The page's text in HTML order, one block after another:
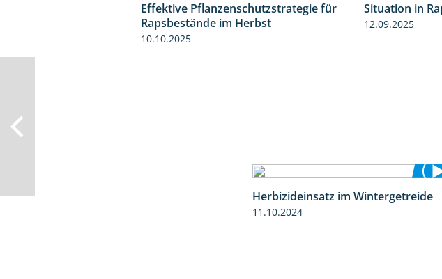
3:01
Effektive Pflanzenschutzstrategie für
Rapsbestände im Herbst
10.10.2025
Situation in
12.09.2025
2:32
Herbizideinsatz im Wintergetreide
11.10.2024